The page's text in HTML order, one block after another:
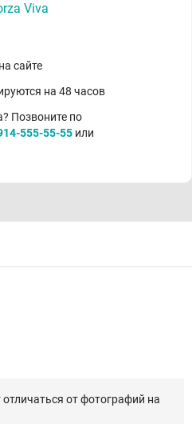
Viva
сайте
на 48 часов
Позвоните по
555-55-55 или
от фотографий на